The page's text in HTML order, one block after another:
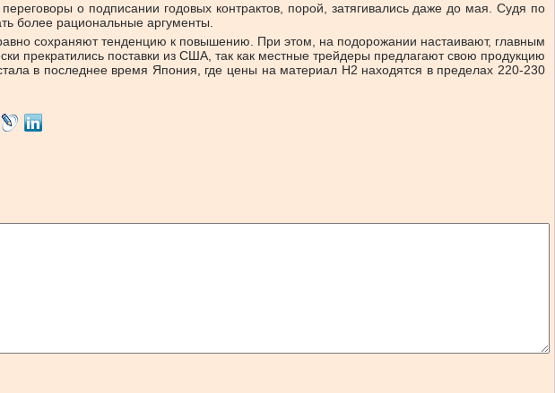
о подписании годовых контрактов, порой, затягивались даже до мая. Судя по
более рациональные аргументы.
сохраняют тенденцию к повышению. При этом, на подорожании настаивают, главным
прекратились поставки из США, так как местные трейдеры предлагают свою продукцию
в последнее время Япония, где цены на материал Н2 находятся в пределах 220-230